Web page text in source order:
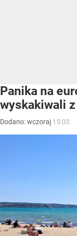
Panika na
wyskakiwali
Dodano:wczoraj 15:03